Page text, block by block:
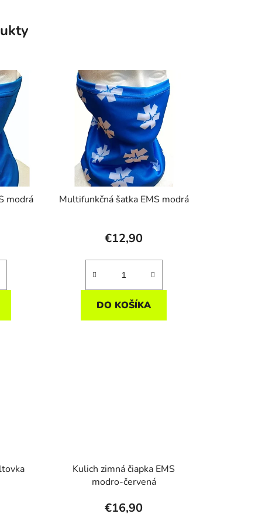
modrá Multifunkčná šatka EMS modrá
€12,90
DO KOŠÍKA
Kulich zimná čiapka EMS
modro-červená
€16,90